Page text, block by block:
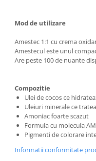
Scutece adulti
Seturi cadou
Mod de utilizare
Amestec 1:1 cu crema
Amestecul este unul
Are peste 100 de nuante
Compozitie
Ulei de cocos ce
Uleiuri minerale ce
Amoniac foarte scazut
Formula cu molecula
Pigmenti de colorare
Informatii conformitate